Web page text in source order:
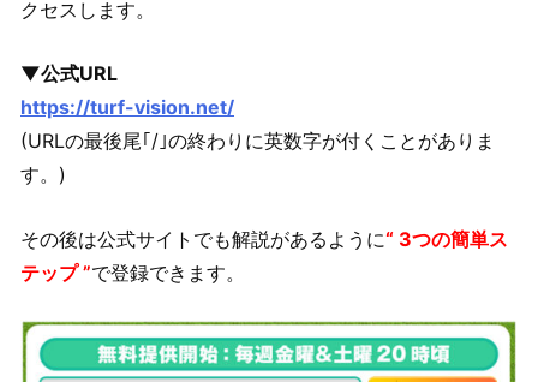
クセスします。
▼公式URL
https://turf-vision.net/
(URLの最後尾｢/｣の終わりに英数字が付くことがありま
す。)
その後は公式サイトでも解説があるように“ 3つの簡単ス
テップ ”で登録できます。